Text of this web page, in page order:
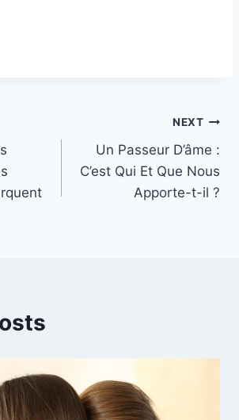
NEXT
Un Passeur D’âme :
C’est Qui Et Que Nous
Apporte-t-il ?